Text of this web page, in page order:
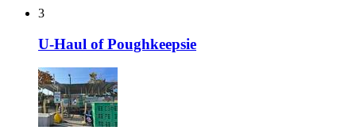
3
U-Haul of Poughkeepsie